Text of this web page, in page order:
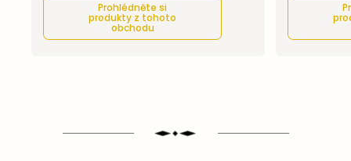
Prohlédněte si
produkty z tohoto
obchodu